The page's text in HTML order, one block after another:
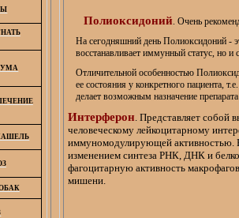
Полиоксидоний . Очень
На сегодняшний деньПолиоксидоний -
восстанавливает иммунный статус, но
Отличительной особенностью
ее состояния у конкретного пациента,
делает возможным назначение
Интерферон . Представляет
человеческому лейкоцитарному
иммуномодулирующей активностью.
изменением синтеза РНК, ДНК и
фагоцитарную активность
мишени.